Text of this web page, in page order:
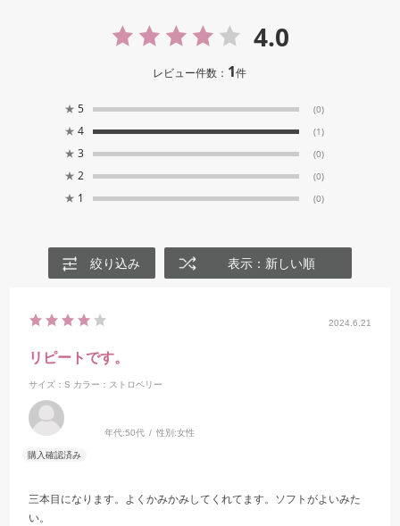
4.0
レビュー件数： 1件
★ 5 (0)
★ 4 (1)
★ 3 (0)
★ 2 (0)
★ 1 (0)
絞り込み 表示：新しい順
2024.6.21
リピートです。
サイズ：S カラー：ストロベリー
年代:50代 性別:女性
三本目になります。よくかみかみしてくれてます。ソフトがよいみた
い。